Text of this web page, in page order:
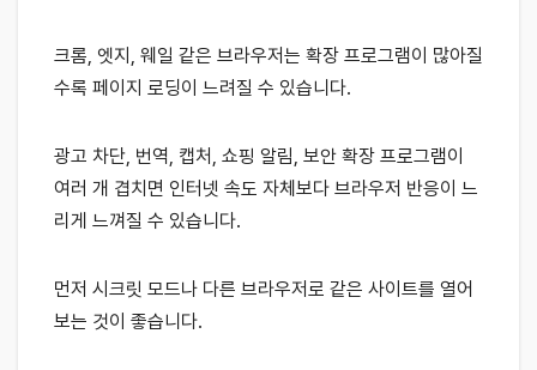
크롬, 엣지, 웨일 같은 브라우저는 확장 프로그램이 많아질
수록 페이지 로딩이 느려질 수 있습니다.
광고 차단, 번역, 캡처, 쇼핑 알림, 보안 확장 프로그램이
여러 개 겹치면 인터넷 속도 자체보다 브라우저 반응이 느
리게 느껴질 수 있습니다.
먼저 시크릿 모드나 다른 브라우저로 같은 사이트를 열어
보는 것이 좋습니다.